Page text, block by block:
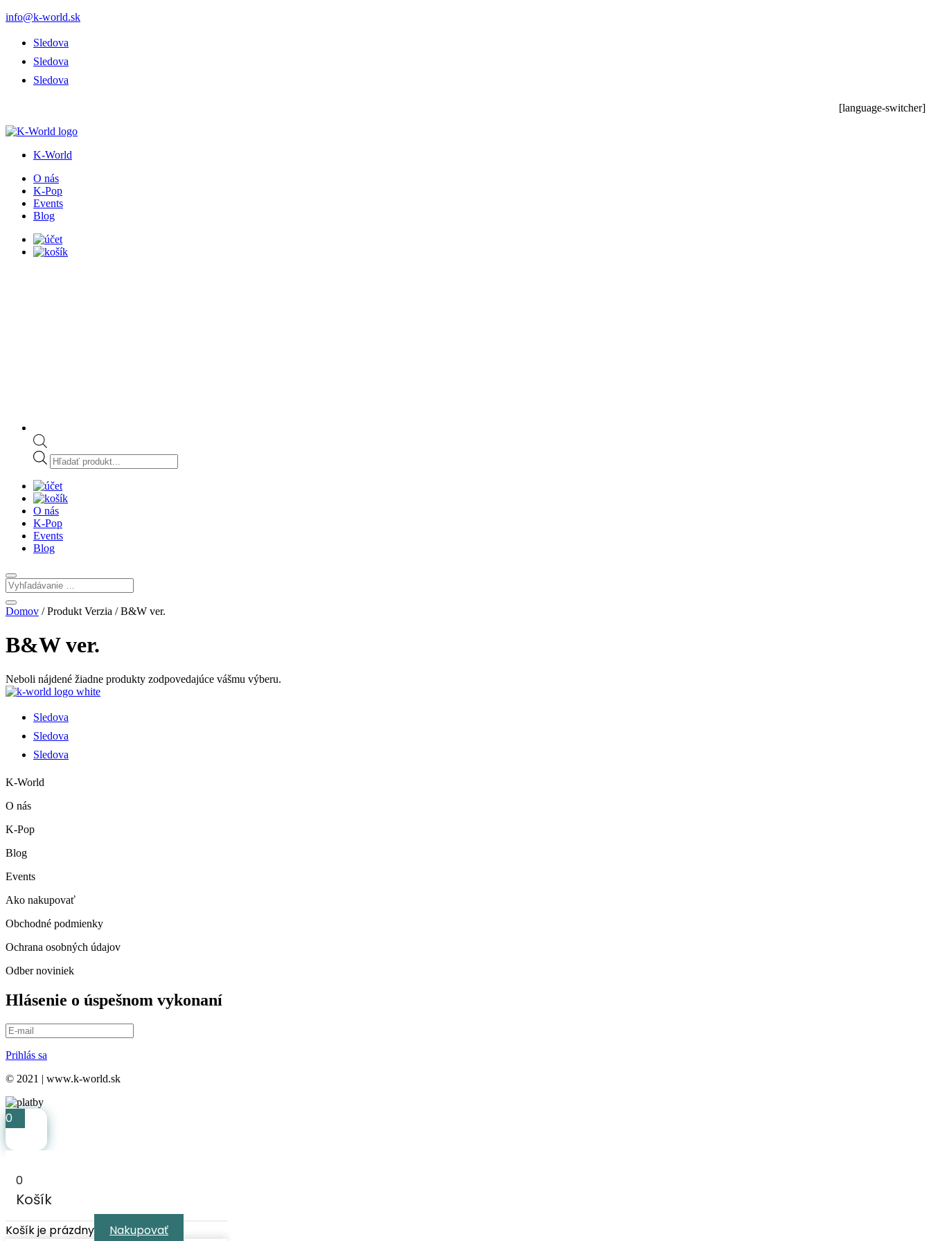
info@k-world.sk
Sledova
Sledova
Sledova
[language-switcher]
K-World
O nás
K-Pop
Events
Blog
Products
search
O nás
K-Pop
Events
Blog
Domov / Produkt Verzia / B&W ver.
B&W ver.
Neboli nájdené žiadne produkty zodpovedajúce vášmu výberu.
Sledova
Sledova
Sledova
K-World
O nás
K-Pop
Blog
Events
Ako nakupovať
Obchodné podmienky
Ochrana osobných údajov
Odber noviniek
Hlásenie o úspešnom vykonaní
Prihlás sa
© 2021 | www.k-world.sk
0
0
Košík
Košík je prázdny Nakupovať